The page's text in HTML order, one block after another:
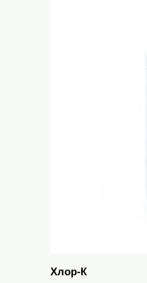
Хлор-К